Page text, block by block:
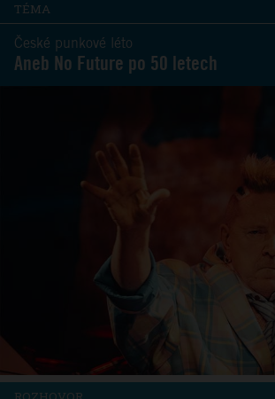
TÉMA
České punkové léto
Aneb No Future po 50 letech